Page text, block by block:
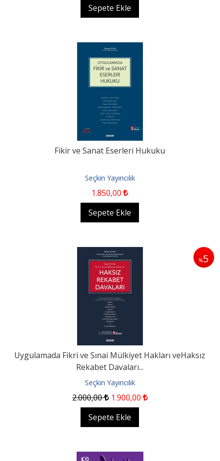
Sepete Ekle
Fikir ve Sanat Eserleri Hukuku
Seçkin Yayıncılık
1.850,00
Sepete Ekle
%5
Uygulamada Fikri ve Sınai Mülkiyet Hakları veHaksız
Rekabet Davaları...
Seçkin Yayıncılık
2.000,00 1.900,00
Sepete Ekle